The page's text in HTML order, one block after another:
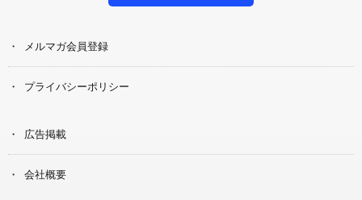
メルマガ会員登録
プライバシーポリシー
広告掲載
会社概要